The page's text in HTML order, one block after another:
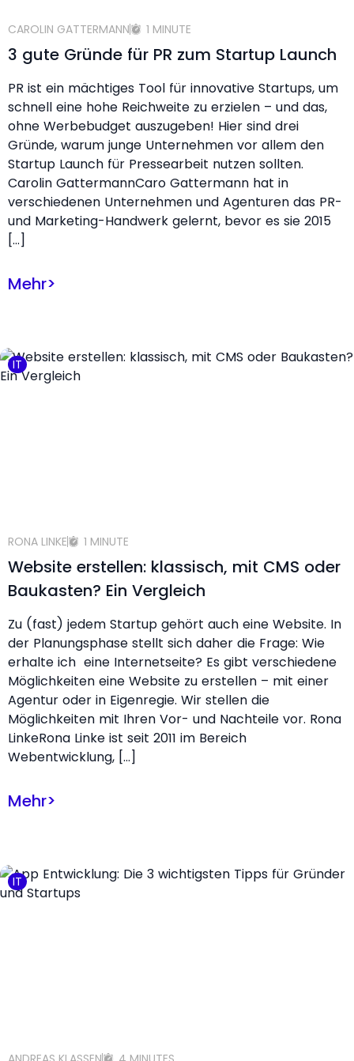
CAROLIN GATTERMANN 1 MINUTE
3 gute Gründe für PR zum Startup Launch
PR ist ein mächtiges Tool für innovative Startups, um
schnell eine hohe Reichweite zu erzielen – und das,
ohne Werbebudget auszugeben! Hier sind drei
Gründe, warum junge Unternehmen vor allem den
Startup Launch für Pressearbeit nutzen sollten.
Carolin GattermannCaro Gattermann hat in
verschiedenen Unternehmen und Agenturen das PR-
und Marketing-Handwerk gelernt, bevor es sie 2015
[…]
Mehr>
IT
RONA LINKE 1 MINUTE
Website erstellen: klassisch, mit CMS oder
Baukasten? Ein Vergleich
Zu (fast) jedem Startup gehört auch eine Website. In
der Planungsphase stellt sich daher die Frage: Wie
erhalte ich eine Internetseite? Es gibt verschiedene
Möglichkeiten eine Website zu erstellen – mit einer
Agentur oder in Eigenregie. Wir stellen die
Möglichkeiten mit Ihren Vor- und Nachteile vor. Rona
LinkeRona Linke ist seit 2011 im Bereich
Webentwicklung, […]
Mehr>
IT